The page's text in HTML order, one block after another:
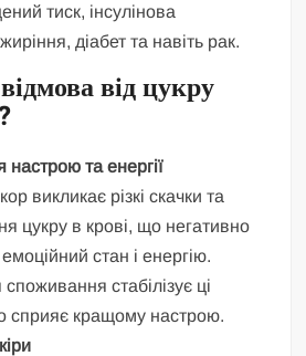
тиск, інсулінова
діабет та навіть рак.
від цукру
та енергії
викликає різкі скачки та
цукру в крові, що негативно
стан і енергію.
стабілізує ці
сприяє кращому настрою.